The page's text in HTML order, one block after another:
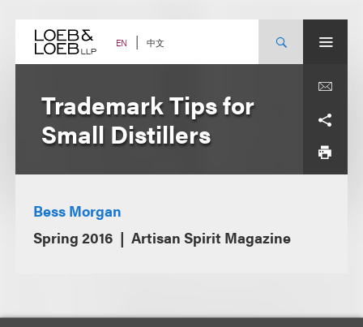
content EN 中文
Trademark Tips for
Small Distillers
Bess Morgan
Spring 2016
Artisan Spirit Magazine